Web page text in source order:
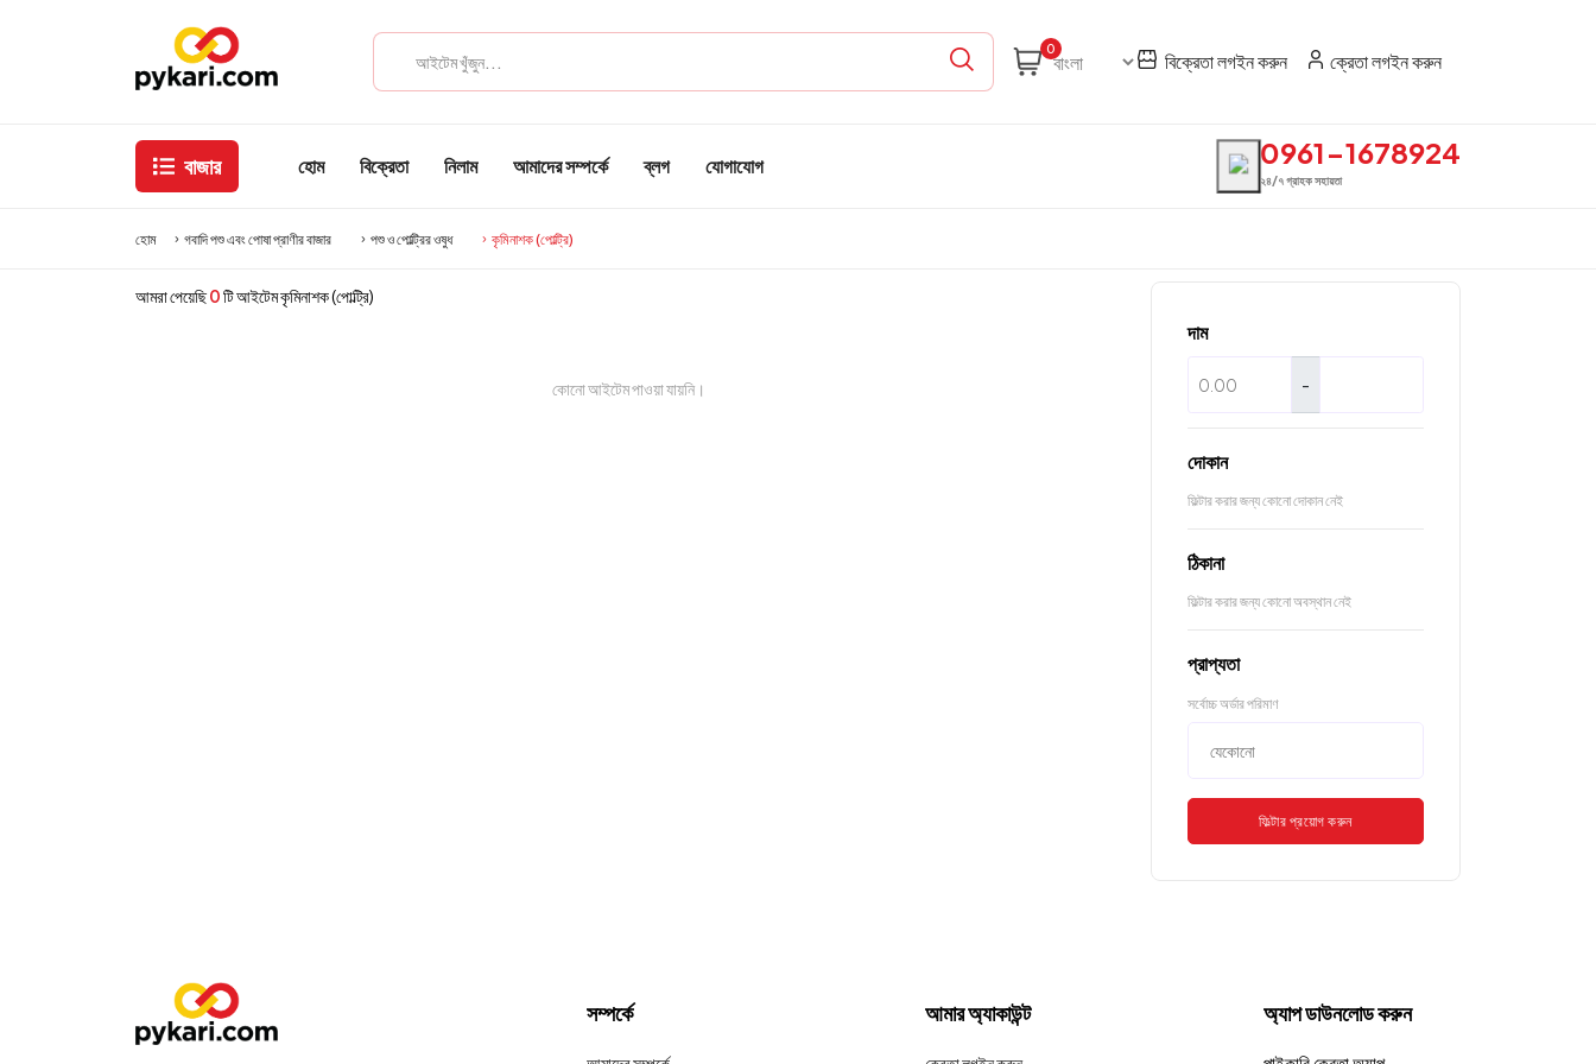
0
বিক্রেতা লগইন করুন ক্রেতা লগইন করুন
বাজার হোম বিক্রেতা নিলাম আমাদের সম্পর্কে ব্লগ যোগাযোগ 0961-1678924
২৪/৭ গ্রাহক সহায়তা
হোম গবাদি পশু এবং পোষা প্রাণীর বাজার পশু ও পোল্ট্রির ওষুধ কৃমিনাশক (পোল্ট্রি)
আমরা পেয়েছি0টি আইটেম কৃমিনাশক (পোল্ট্রি)
কোনো আইটেম পাওয়া যায়নি।
দাম
-
দোকান
ফিল্টার করার জন্য কোনো দোকান নেই
ঠিকানা
ফিল্টার করার জন্য কোনো অবস্থান নেই
প্রাপ্যতা
সর্বোচ্চ অর্ডার পরিমাণ
ফিল্টার প্রয়োগ করুন
সম্পর্কে আমার অ্যাকাউন্ট অ্যাপ ডাউনলোড করুন